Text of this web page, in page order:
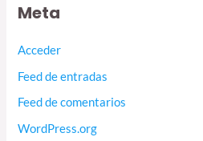
Meta
Acceder
Feed de entradas
Feed de comentarios
WordPress.org